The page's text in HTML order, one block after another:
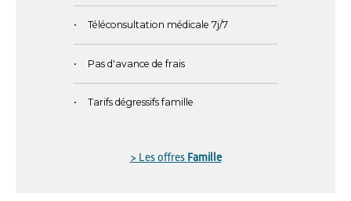
Téléconsultation médicale 7j/7
Pas d'avance de frais
Tarifs dégressifs famille
> Les offres Famille